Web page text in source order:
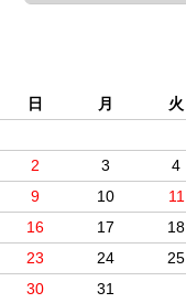
日
月 火
2
3 4
9
10 11
16
17 18
23
24 25
30
31